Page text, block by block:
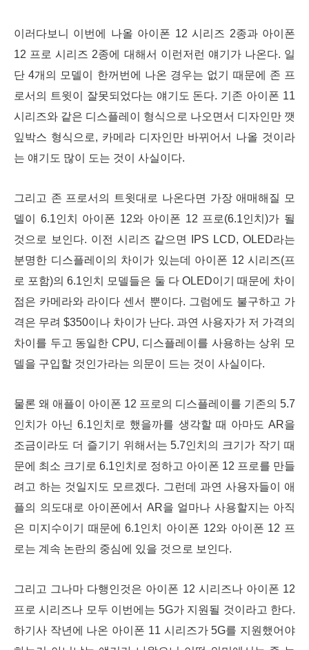
이러다보니 이번에 나올 아이폰 12 시리즈 2종과 아이폰
12 프로 시리즈 2종에 대해서 이런저런 얘기가 나온다. 일
단 4개의 모델이 한꺼번에 나온 경우는 없기 때문에 존 프
로서의 트윗이 잘못되었다는 얘기도 돈다. 기존 아이폰 11
시리즈와 같은 디스플레이 형식으로 나오면서 디자인만 깻
잎박스 형식으로, 카메라 디자인만 바뀌어서 나올 것이라
는 얘기도 많이 도는 것이 사실이다.
그리고 존 프로서의 트윗대로 나온다면 가장 애매해질 모
델이 6.1인치 아이폰 12와 아이폰 12 프로(6.1인치)가 될
것으로 보인다. 이전 시리즈 같으면 IPS LCD, OLED라는
분명한 디스플레이의 차이가 있는데 아이폰 12 시리즈(프
로 포함)의 6.1인치 모델들은 둘 다 OLED이기 때문에 차이
점은 카메라와 라이다 센서 뿐이다. 그럼에도 불구하고 가
격은 무려 $350이나 차이가 난다. 과연 사용자가 저 가격의
차이를 두고 동일한 CPU, 디스플레이를 사용하는 상위 모
델을 구입할 것인가라는 의문이 드는 것이 사실이다.
물론 왜 애플이 아이폰 12 프로의 디스플레이를 기존의 5.7
인치가 아닌 6.1인치로 했을까를 생각할 때 아마도 AR을
조금이라도 더 즐기기 위해서는 5.7인치의 크기가 작기 때
문에 최소 크기로 6.1인치로 정하고 아이폰 12 프로를 만들
려고 하는 것일지도 모르겠다. 그런데 과연 사용자들이 애
플의 의도대로 아이폰에서 AR을 얼마나 사용할지는 아직
은 미지수이기 때문에 6.1인치 아이폰 12와 아이폰 12 프
로는 계속 논란의 중심에 있을 것으로 보인다.
그리고 그나마 다행인것은 아이폰 12 시리즈나 아이폰 12
프로 시리즈나 모두 이번에는 5G가 지원될 것이라고 한다.
하기사 작년에 나온 아이폰 11 시리즈가 5G를 지원했어야